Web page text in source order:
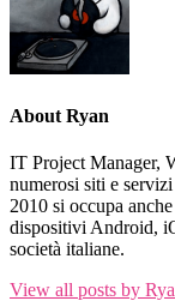
About Ryan
IT Project Manager,
numerosi siti e
2010 si occupa
dispositivi Android,
società italiane.
View all posts by